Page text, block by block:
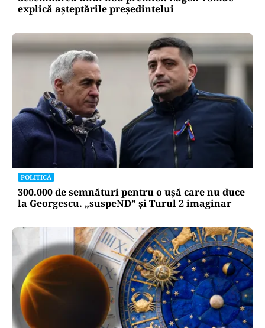
explică așteptările președintelui
POLITICĂ
300.000 de semnături pentru o ușă care nu duce
la Georgescu. „suspeND” și Turul 2 imaginar